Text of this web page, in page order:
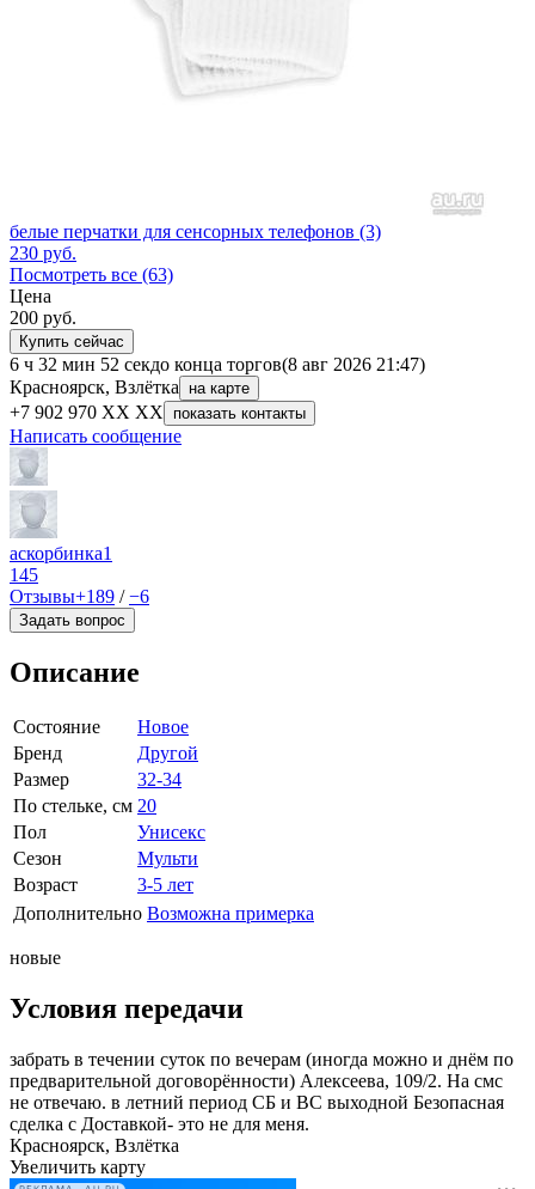
белые перчатки для сенсорных телефонов (3)
230 руб.
Посмотреть все (63)
Цена
200 руб.
Купить сейчас
6 ч 32 мин 52 секдо конца торгов(8 авг 2026 21:47)
Красноярск, Взлётка
на карте
+7 902 970 XX XX показать контакты
Написать сообщение
аскорбинка1
145
Отзывы+189 /−6
Задать вопрос
Описание
Состояние
Новое
Бренд
Другой
Размер
32-34
По стельке, см 20
Пол
Унисекс
Сезон
Мульти
Возраст
3-5 лет
Дополнительно Возможна примерка
новые
Условия передачи
забрать в течении суток по вечерам (иногда можно и днём по
предварительной договорённости) ​Алексеева, 109/2. На смс
не отвечаю. в летний период СБ и ВС выходной Безопасная
сделка с Доставкой- это не для меня.
Красноярск, Взлётка
Увеличить карту